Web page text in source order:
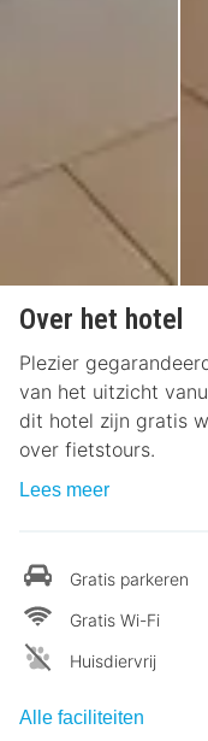
Over het hotel
Plezier
van het uitzicht
dit hotel zijn gratis
over fietstours.
Lees meer
Gratis parkeren
Gratis Wi-Fi
Huisdiervrij
Alle faciliteiten